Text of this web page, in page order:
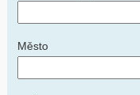
Město